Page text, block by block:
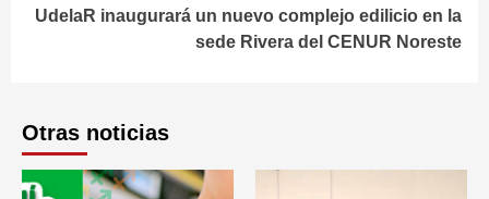
UdelaR inaugurará un nuevo complejo edilicio en la
sede Rivera del CENUR Noreste
Otras noticias